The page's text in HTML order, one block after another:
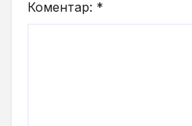
Коментар: *